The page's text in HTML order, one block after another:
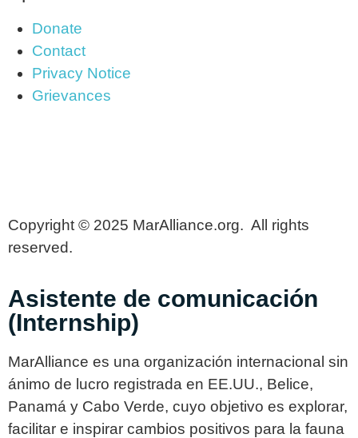
Donate
Contact
Privacy Notice
Grievances
Copyright © 2025 MarAlliance.org. All rights
reserved.
Asistente de comunicación
(Internship)
MarAlliance es una organización internacional sin
ánimo de lucro registrada en EE.UU., Belice,
Panamá y Cabo Verde, cuyo objetivo es explorar,
facilitar e inspirar cambios positivos para la fauna